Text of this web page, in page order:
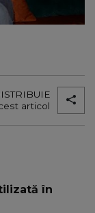
articol
în